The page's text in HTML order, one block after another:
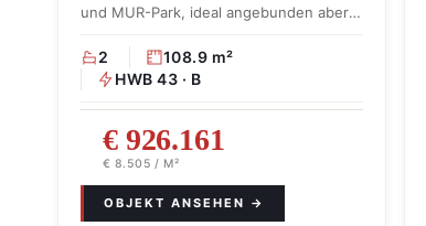
und MUR-Park, ideal angebunden aber
2
108.9 m²
HWB 43 · B
€ 926.161
€ 8.505 / M²